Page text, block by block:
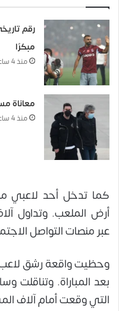
رقم
مبكرًا
منذ 4 ساعات
معاناة
منذ 4 ساعات
كما تدخل أحد لاعبي
أرض الملعب. وتداول
عبر منصات التواصل
وحظيت واقعة رشق لاعب
بعد المباراة. وتناقلت
التي وقعت أمام آلاف